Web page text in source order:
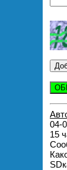
04-
15